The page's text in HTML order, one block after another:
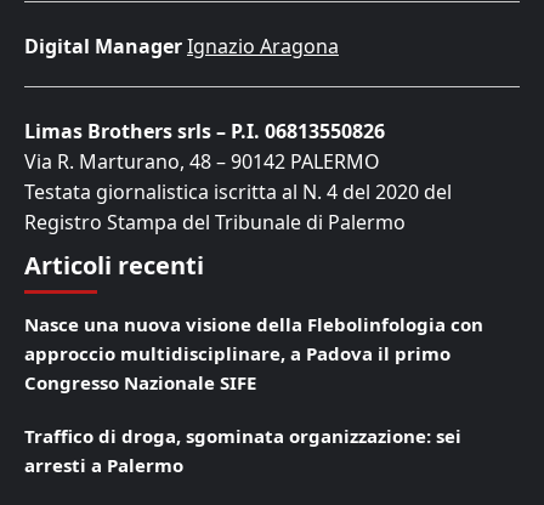
Digital ManagerIgnazio Aragona
Limas Brothers srls – P.I. 06813550826
Via R. Marturano, 48 – 90142 PALERMO
Testata giornalistica iscritta al N. 4 del 2020 del
Registro Stampa del Tribunale di Palermo
Articoli recenti
Nasce una nuova visione della Flebolinfologia con
approccio multidisciplinare, a Padova il primo
Congresso Nazionale SIFE
Traffico di droga, sgominata organizzazione: sei
arresti a Palermo